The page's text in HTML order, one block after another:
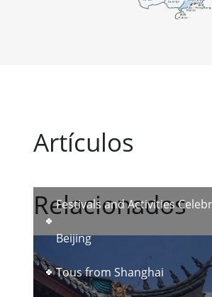
Artículos
Relacionados
Festivals and Activities
Beijing
Tous from Shanghai